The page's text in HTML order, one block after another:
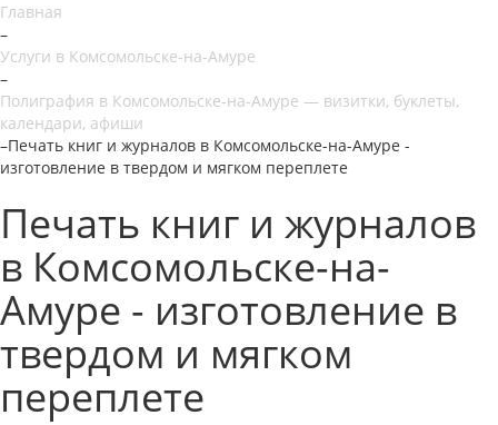
Главная
–
Услуги в Комсомольске-на-Амуре
–
Полиграфия в Комсомольске-на-Амуре — визитки, буклеты,
календари, афиши
–Печать книг и журналов в Комсомольске-на-Амуре -
изготовление в твердом и мягком переплете
Печать книг и журналов
в Комсомольске-на-
Амуре - изготовление в
твердом и мягком
переплете